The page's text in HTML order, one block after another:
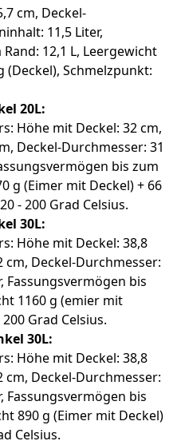
cm, Deckel-
11,5 Liter,
12,1 L, Leergewicht
(Deckel), Schmelzpunkt:
20L:
Höhe mit Deckel: 32 cm,
Deckel-Durchmesser: 31
bis zum
g (Eimer mit Deckel) + 66
- 200 Grad Celsius.
30L:
Höhe mit Deckel: 38,8
Deckel-Durchmesser:
Fassungsvermögen bis
1160 g (emier mit
Grad Celsius.
30L:
Höhe mit Deckel: 38,8
Deckel-Durchmesser:
Fassungsvermögen bis
890 g (Eimer mit Deckel)
Celsius.